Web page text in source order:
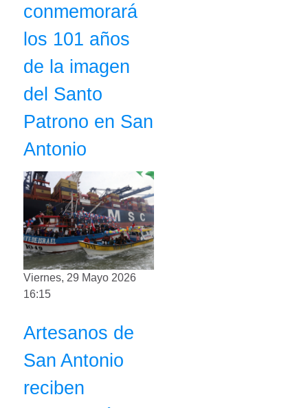
conmemorará
los 101 años
de la imagen
del Santo
Patrono en San
Antonio
Viernes, 29 Mayo 2026
16:15
Artesanos de
San Antonio
reciben